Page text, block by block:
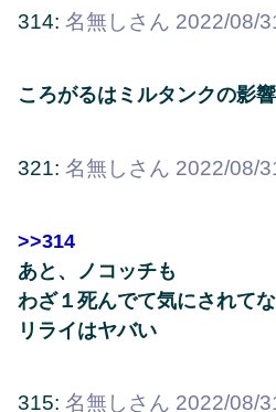
314: 名無しさん 2022/08/
ころがるはミルタンクの影
321: 名無しさん 2022/08/
>>314
あと、ノコッチも
わざ１死んでて気にされて
リライはヤバい
315: 名無しさん 2022/08/